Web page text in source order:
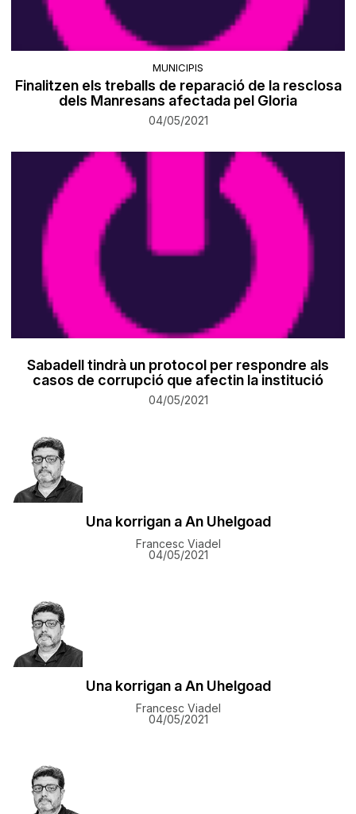
MUNICIPIS
Finalitzen els treballs de reparació de la resclosa
dels Manresans afectada pel Gloria
04/05/2021
Sabadell tindrà un protocol per respondre als
casos de corrupció que afectin la institució
04/05/2021
Una korrigan a An Uhelgoad
Francesc Viadel
04/05/2021
Una korrigan a An Uhelgoad
Francesc Viadel
04/05/2021